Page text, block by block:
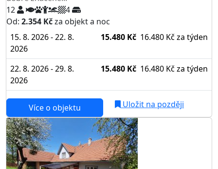
12
4
Od: 2.354 Kčza objekt a noc
15. 8. 2026 - 22. 8.
2026
15.480 Kč 16.480 Kč za týden
22. 8. 2026 - 29. 8.
2026
15.480 Kč 16.480 Kč za týden
Více o objektu Uložit na později